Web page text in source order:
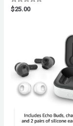
Valorado
en
$25.00